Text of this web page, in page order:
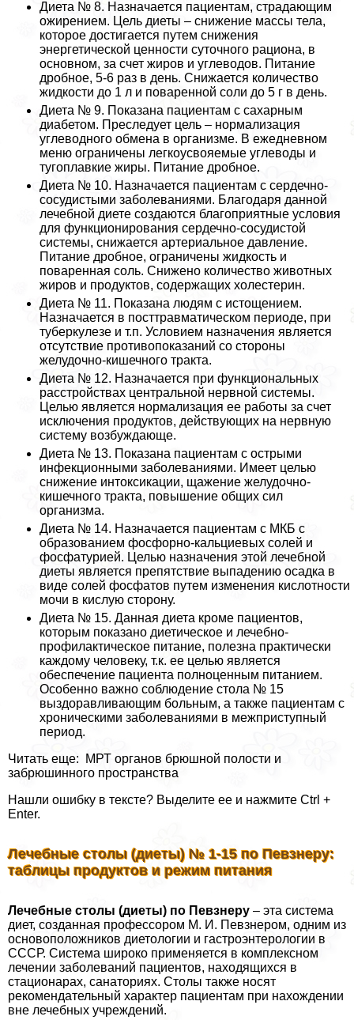
Диета № 8. Назначается пациентам, страдающим
ожирением. Цель диеты – снижение массы тела,
которое достигается путем снижения
энергетической ценности суточного рациона, в
основном, за счет жиров и углеводов. Питание
дробное, 5-6 раз в день. Снижается количество
жидкости до 1 л и поваренной соли до 5 г в день.
Диета № 9. Показана пациентам с сахарным
диабетом. Преследует цель – нормализация
углеводного обмена в организме. В ежедневном
меню ограничены легкоусвояемые углеводы и
тугоплавкие жиры. Питание дробное.
Диета № 10. Назначается пациентам с сердечно-
сосудистыми заболеваниями. Благодаря данной
лечебной диете создаются благоприятные условия
для функционирования сердечно-сосудистой
системы, снижается артериальное давление.
Питание дробное, ограничены жидкость и
поваренная соль. Снижено количество животных
жиров и продуктов, содержащих холестерин.
Диета № 11. Показана людям с истощением.
Назначается в посттравматическом периоде, при
туберкулезе и т.п. Условием назначения является
отсутствие противопоказаний со стороны
желудочно-кишечного тpaкта.
Диета № 12. Назначается при функциональных
расстройствах центральной нервной системы.
Целью является нормализация ее работы за счет
исключения продуктов, действующих на нервную
систему возбуждающе.
Диета № 13. Показана пациентам с острыми
инфекционными заболеваниями. Имеет целью
снижение интоксикации, щажение желудочно-
кишечного тpaкта, повышение общих сил
организма.
Диета № 14. Назначается пациентам с МКБ с
образованием фосфорно-кальциевых солей и
фосфатурией. Целью назначения этой лечебной
диеты является препятствие выпадению осадка в
виде солей фосфатов путем изменения кислотности
мочи в кислую сторону.
Диета № 15. Данная диета кроме пациентов,
которым показано диетическое и лечебно-
профилактическое питание, полезна пpaктически
каждому человеку, т.к. ее целью является
обеспечение пациента полноценным питанием.
Особенно важно соблюдение стола № 15
выздоравливающим больным, а также пациентам с
хроническими заболеваниями в межприступный
период.
Читать еще: МРТ органов брюшной полости и
забрюшинного прострaнcтва
Нашли ошибку в тексте? Выделите ее и нажмите Ctrl +
Enter.
Лечебные столы (диеты) № 1-15 по Певзнеру:
таблицы продуктов и режим питания
Лечебные столы (диеты) по Певзнеру – эта система
диет, созданная профессором М. И. Певзнером, одним из
основоположников диетологии и гастроэнтерологии в
СССР. Система широко применяется в комплексном
лечении заболеваний пациентов, находящихся в
стационарах, санаториях. Столы также носят
рекомендательный хаpaктер пациентам при нахождении
вне лечебных учреждений.